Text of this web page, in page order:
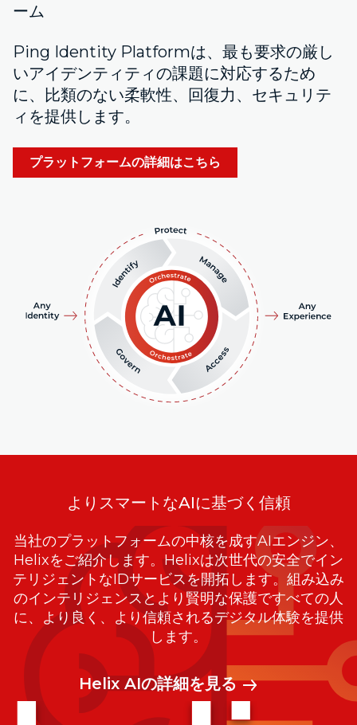
ーム
Ping Identity Platformは、最も要求の厳し
いアイデンティティの課題に対応するため
に、比類のない柔軟性、回復力、セキュリテ
ィを提供します。
プラットフォームの詳細はこちら
よりスマートなAIに基づく信頼
当社のプラットフォームの中核を成すAIエンジン、
Helixをご紹介します。Helixは次世代の安全でイン
テリジェントなIDサービスを開拓します。組み込み
のインテリジェンスとより賢明な保護ですべての人
に、より良く、より信頼されるデジタル体験を提供
します。
Helix AIの詳細を見る